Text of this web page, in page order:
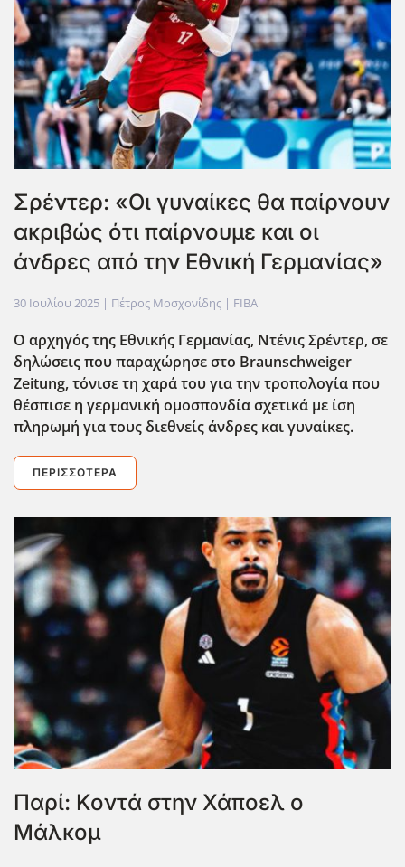
Σρέντερ: «Οι γυναίκες θα παίρνουν
ακριβώς ότι παίρνουμε και οι
άνδρες από την Εθνική Γερμανίας»
30 Ιουλίου 2025 | Πέτρος Μοσχονίδης | FIBA
Ο αρχηγός της Εθνικής Γερμανίας, Ντένις Σρέντερ, σε
δηλώσεις που παραχώρησε στο Braunschweiger
Zeitung, τόνισε τη χαρά του για την τροπολογία που
θέσπισε η γερμανική ομοσπονδία σχετικά με ίση
πληρωμή για τους διεθνείς άνδρες και γυναίκες.
ΠΕΡΙΣΣΌΤΕΡΑ
Παρί: Κοντά στην Χάποελ ο
Μάλκομ